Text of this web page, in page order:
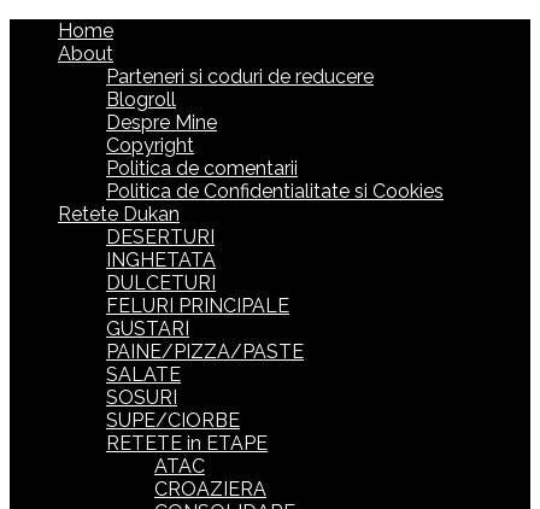
Home
About
Parteneri si coduri de reducere
Blogroll
Despre Mine
Copyright
Politica de comentarii
Politica de Confidentialitate si Cookies
Retete Dukan
DESERTURI
INGHETATA
DULCETURI
FELURI PRINCIPALE
GUSTARI
PAINE/PIZZA/PASTE
SALATE
SOSURI
SUPE/CIORBE
RETETE in ETAPE
ATAC
CROAZIERA